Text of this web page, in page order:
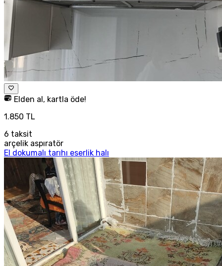
Elden al, kartla öde!
1.850 TL
6 taksit
arçelik aspıratör
El dokumalı tarıhı eserlik halı